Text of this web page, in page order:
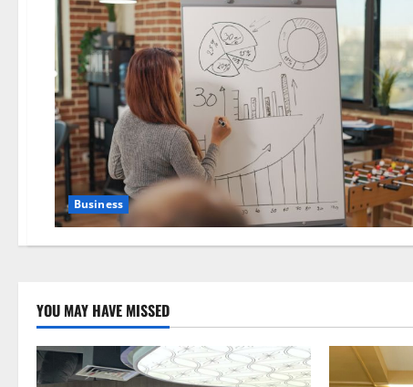
Business
YOU MAY HAVE MISSED